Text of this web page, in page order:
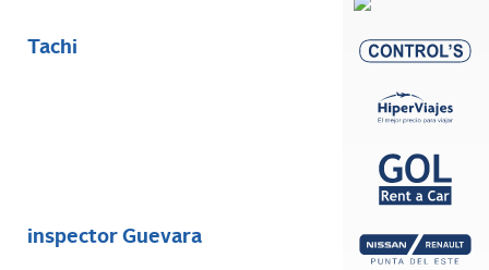
Tachi
inspector Guevara